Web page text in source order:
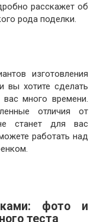
расскажет об
рода поделки.
изготовления
вы хотите сделать
много времени.
отличия от
станет для вас
работать над
фото и
теста